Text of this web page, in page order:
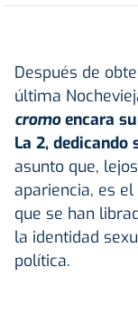
Después de
última
cromoencara
La 2,
asunto que,
apariencia, es
que se han
la identidad
política.